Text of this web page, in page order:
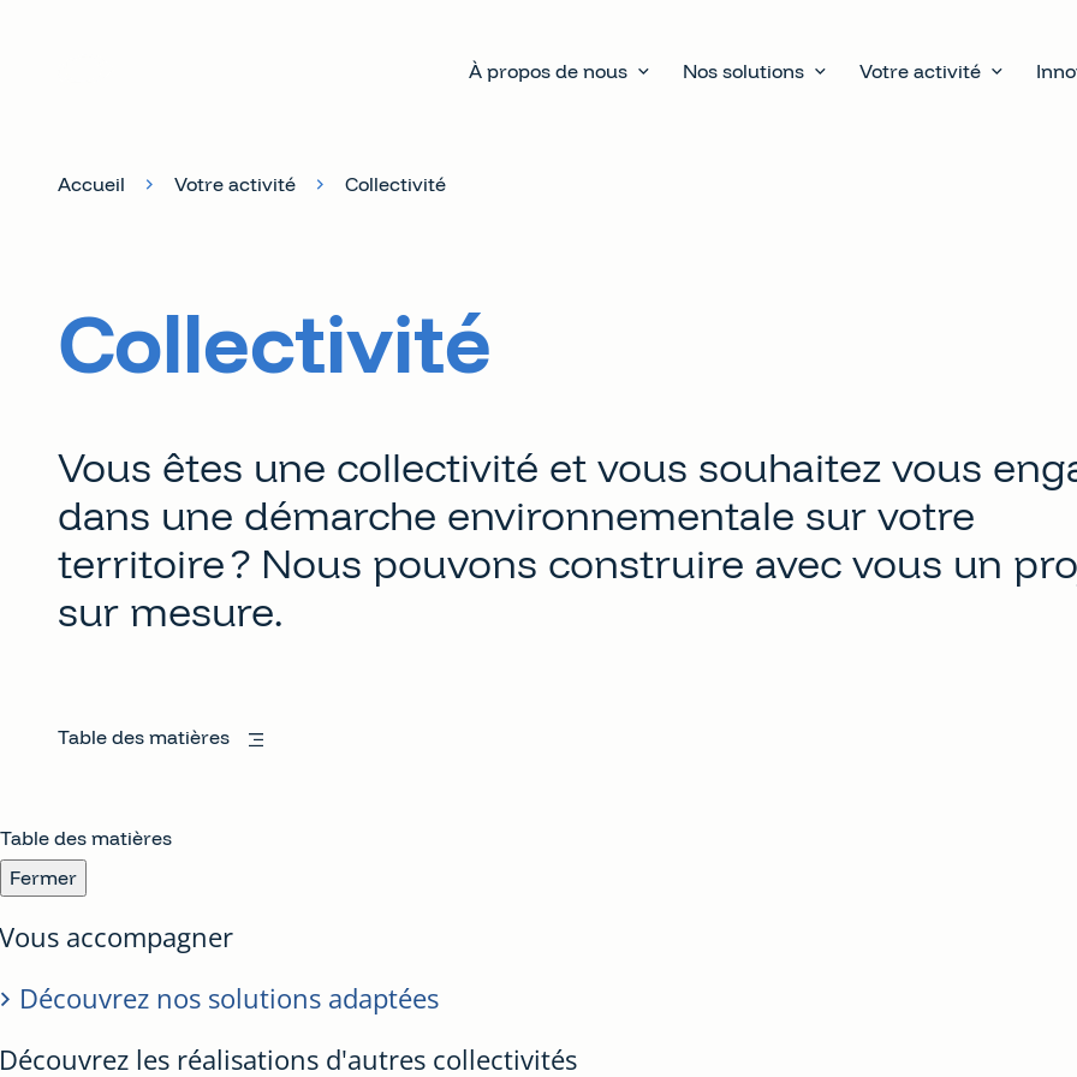
À propos de nous Nos solutions Votre activité
Accueil Votre activité Collectivité
Collectivité
Vous êtes une collectivité et vous souhaitez vous
dans une démarche environnementale sur votre
territoire ? Nous pouvons construire avec vous un
sur mesure.
Table des matières
Table des matières
Fermer
Vous accompagner
Découvrez nos solutions adaptées
Découvrez les réalisations d'autres collectivités